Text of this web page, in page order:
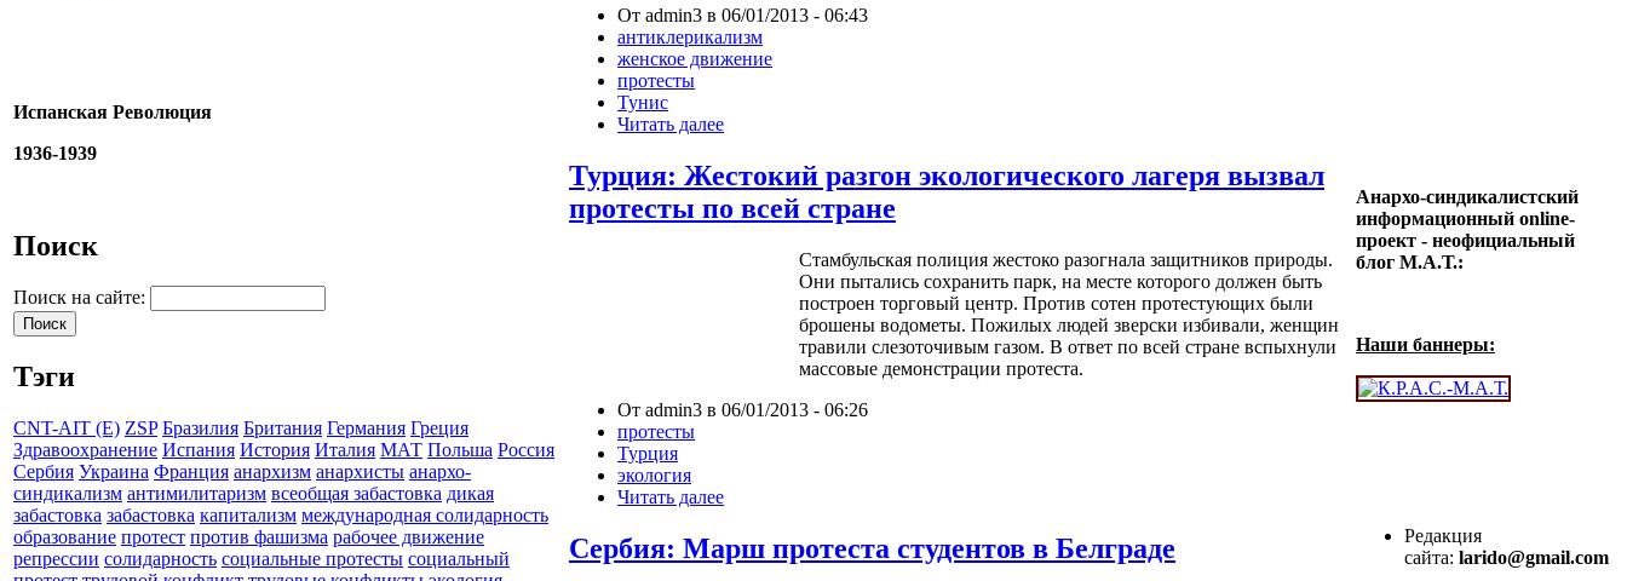
Испанская Революция
1936-1939
Поиск
Поиск на сайте:
Тэги
CNT-AIT (E) ZSP Бразилия Британия Германия Греция
Здравоохранение Испания История Италия МАТ Польша Россия
Сербия Украина Франция анархизм анархисты анархо-
синдикализм антимилитаризм всеобщая забастовка дикая
забастовка забастовка капитализм международная солидарность
образование протест против фашизма рабочее движение
репрессии солидарность социальные протесты социальный
От admin3 в 06/01/2013 - 06:43
антиклерикализм
женское движение
протесты
Тунис
Читать далее
Турция: Жестокий разгон экологического лагеря вызвал
протесты по всей стране
Стамбульская полиция жестоко разогнала защитников природы.
Они пытались сохранить парк, на месте которого должен быть
построен торговый центр. Против сотен протестующих были
брошены водометы. Пожилых людей зверски избивали, женщин
травили слезоточивым газом. В ответ по всей стране вспыхнули
массовые демонстрации протеста.
От admin3 в 06/01/2013 - 06:26
протесты
Турция
экология
Читать далее
Сербия: Марш протеста студентов в Белграде
Анархо-синдикалистский
информационный online-
проект - неофициальный
блог М.А.Т.:
Наши баннеры:
Редакция
сайта: larido@gmail.com